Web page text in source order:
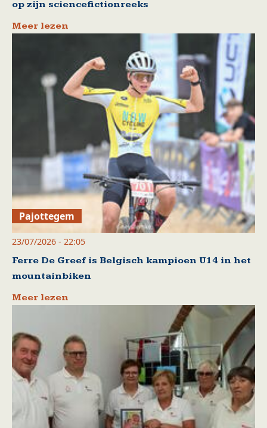
op zijn sciencefictionreeks
Meer lezen
Pajottegem
23/07/2026 - 22:05
Ferre De Greef is Belgisch kampioen U14 in het
mountainbiken
Meer lezen